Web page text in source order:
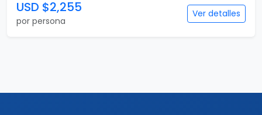
13 días
USD $2,255